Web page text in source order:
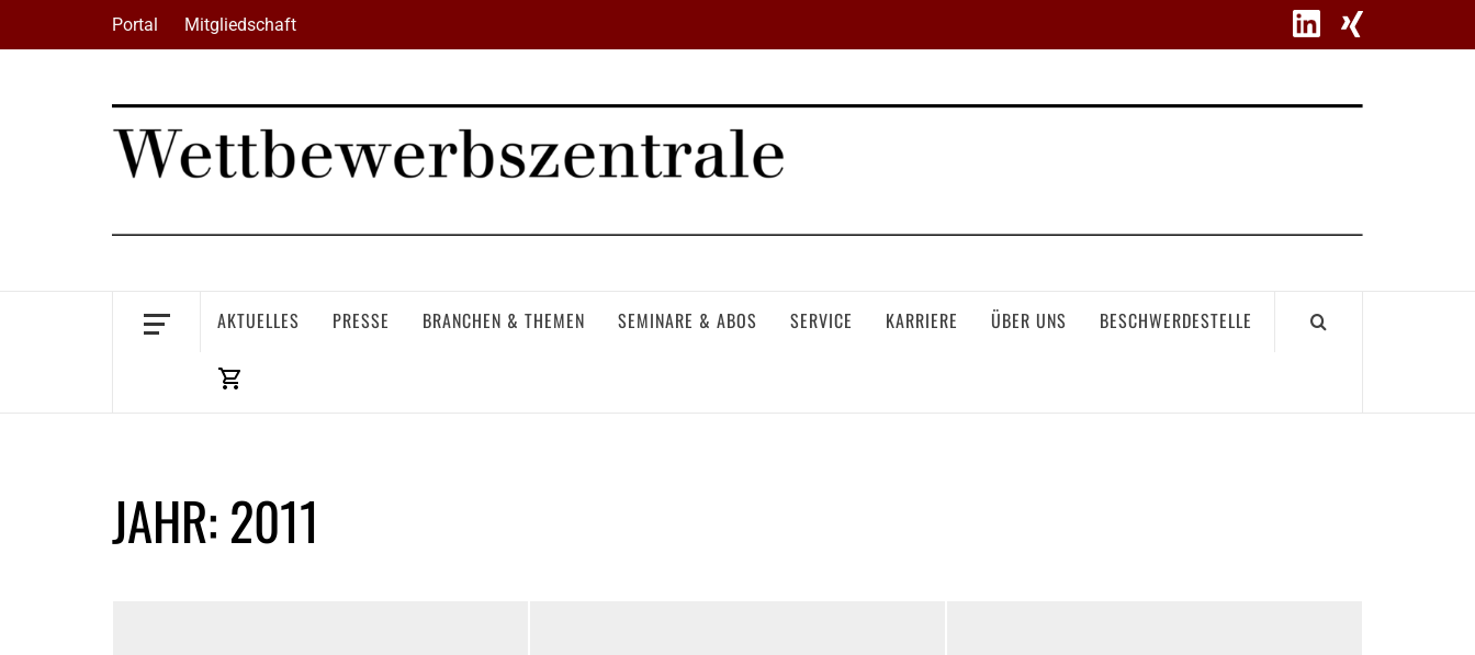
Portal Mitgliedschaft
AKTUELLES PRESSE BRANCHEN & THEMEN SEMINARE & ABOS SERVICE KARRIERE ÜBER UNS BESCHWERDESTELLE
JAHR: 2011